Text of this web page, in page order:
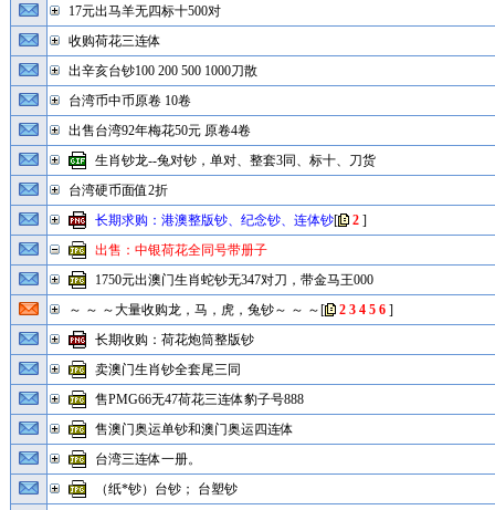
17元出马羊无四标十500对
收购荷花三连体
出辛亥台钞100 200 500 1000刀散
台湾币中币原卷 10卷
出售台湾92年梅花50元 原卷4卷
生肖钞龙--兔对钞，单对、整套3同、标十、刀货
台湾硬币面值2折
长期求购：港澳整版钞、纪念钞、连体钞[ 2]
出售：中银荷花全同号带册子
1750元出澳门生肖蛇钞无347对刀，带金马王000
～ ～ ～大量收购龙，马，虎，兔钞～ ～ ～ [ 2 3 4 5 6]
长期收购：荷花炮筒整版钞
卖澳门生肖钞全套尾三同
售PMG66无47荷花三连体豹子号888
售澳门奥运单钞和澳门奥运四连体
台湾三连体一册。
（纸*钞）台钞； 台塑钞